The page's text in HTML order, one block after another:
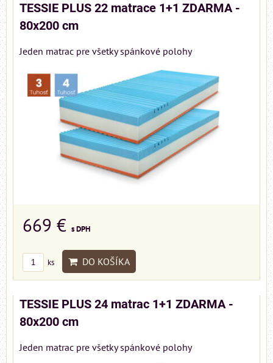
TESSIE PLUS 22 matrace 1+1 ZDARMA -
80x200 cm
Jeden matrac pre všetky spánkové polohy
669 € s DPH
ks DO KOŠÍKA
TESSIE PLUS 24 matrac 1+1 ZDARMA -
80x200 cm
Jeden matrac pre všetky spánkové polohy